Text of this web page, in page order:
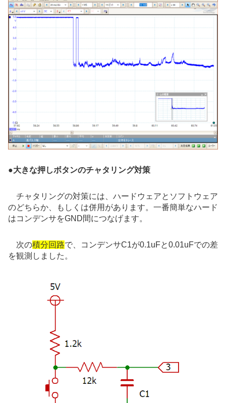
●大きな押しボタンのチャタリング対策
チャタリングの対策には、ハードウェアとソフトウェア
のどちらか、もしくは併用があります。一番簡単なハード
はコンデンサをGND間につなげます。
次の積分回路で、コンデンサC1が0.1uFと0.01uFでの差
を観測しました。